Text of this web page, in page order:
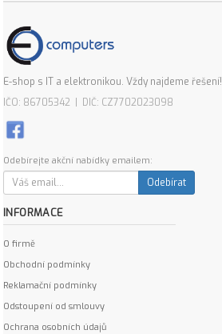
E-shop s IT a elektronikou. Vždy najdeme řešení!
IČO: 86705342 | DIČ: CZ7702023098
Odebírejte akční nabídky emailem:
Odebírat
INFORMACE
O firmě
Obchodní podmínky
Reklamační podmínky
Odstoupení od smlouvy
Ochrana osobních údajů